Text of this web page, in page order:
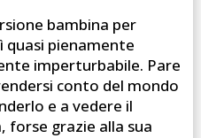
bambina per
quasi pienamente
imperturbabile. Pare
conto del mondo
e a vedere il
forse grazie alla sua